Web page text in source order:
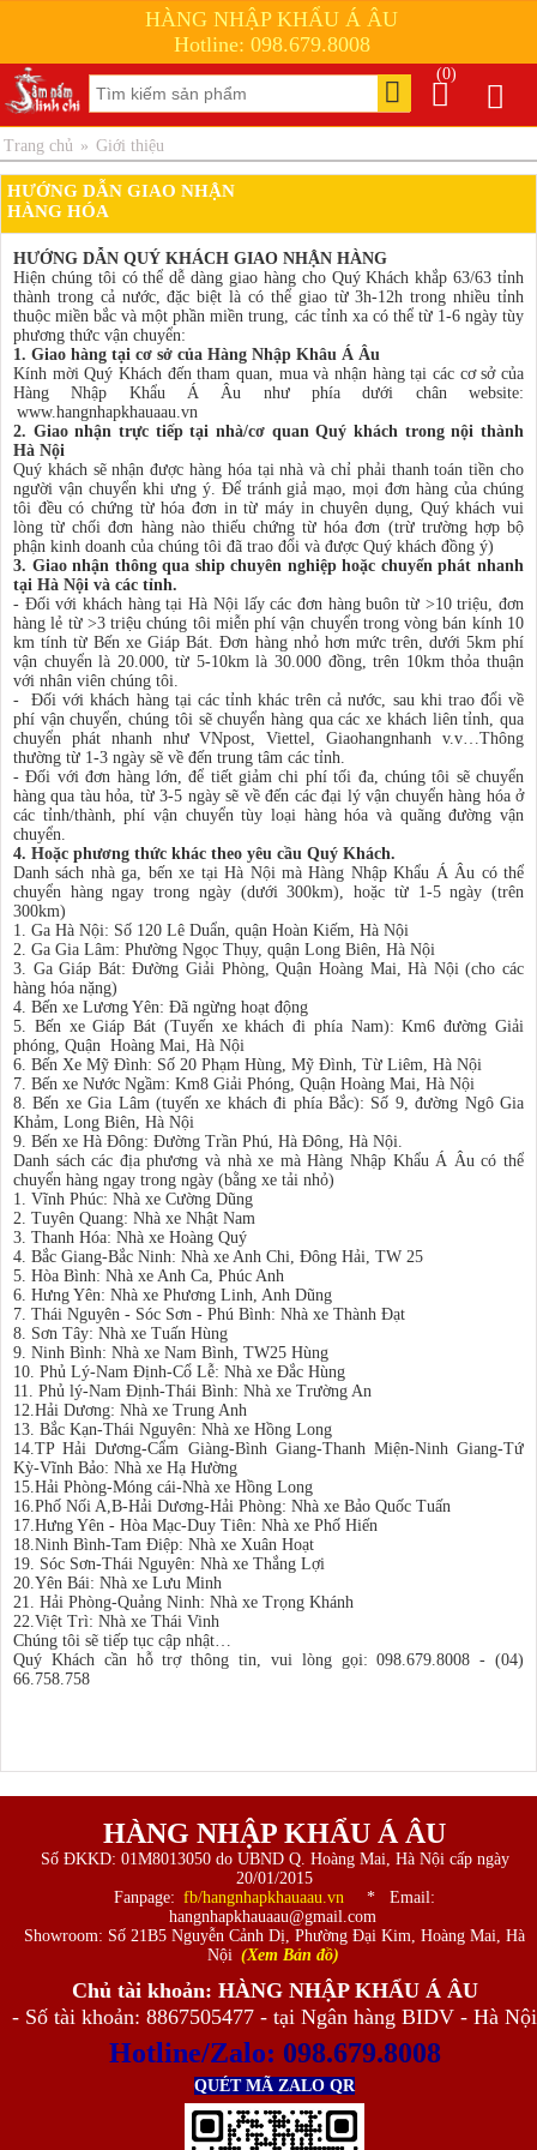
HÀNG NHẬP KHẨU Á ÂU
Hotline: 098.679.8008
(0)
Trang chủ » Giới thiệu
HƯỚNG DẪN GIAO NHẬN
HÀNG HÓA
HƯỚNG DẪN QUÝ KHÁCH GIAO NHẬN HÀNG
Hiện chúng tôi có thể dễ dàng giao hàng cho Quý Khách khắp 63/63 tỉnh
thành trong cả nước, đặc biệt là có thể giao từ 3h-12h trong nhiều tỉnh
thuộc miền bắc và một phần miền trung, các tỉnh xa có thể từ 1-6 ngày tùy
phương thức vận chuyển:
1. Giao hàng tại cơ sở của Hàng Nhập Khâu Á Âu
Kính mời Quý Khách đến tham quan, mua và nhận hàng tại các cơ sở của
Hàng Nhập Khẩu Á Âu như phía dưới chân website:
www.hangnhapkhauaau.vn
2. Giao nhận trực tiếp tại nhà/cơ quan Quý khách trong nội thành
Hà Nội
Quý khách sẽ nhận được hàng hóa tại nhà và chỉ phải thanh toán tiền cho
người vận chuyển khi ưng ý. Để tránh giả mạo, mọi đơn hàng của chúng
tôi đều có chứng từ hóa đơn in từ máy in chuyên dụng, Quý khách vui
lòng từ chối đơn hàng nào thiếu chứng từ hóa đơn (trừ trường hợp bộ
phận kinh doanh của chúng tôi đã trao đổi và được Quý khách đồng ý)
3. Giao nhận thông qua ship chuyên nghiệp hoặc chuyển phát nhanh
tại Hà Nội và các tỉnh.
- Đối với khách hàng tại Hà Nội lấy các đơn hàng buôn từ >10 triệu, đơn
hàng lẻ từ >3 triệu chúng tôi miễn phí vận chuyển trong vòng bán kính 10
km tính từ Bến xe Giáp Bát. Đơn hàng nhỏ hơn mức trên, dưới 5km phí
vận chuyển là 20.000, từ 5-10km là 30.000 đồng, trên 10km thỏa thuận
với nhân viên chúng tôi.
- Đối với khách hàng tại các tỉnh khác trên cả nước, sau khi trao đổi về
phí vận chuyển, chúng tôi sẽ chuyển hàng qua các xe khách liên tỉnh, qua
chuyển phát nhanh như VNpost, Viettel, Giaohangnhanh v.v…Thông
thường từ 1-3 ngày sẽ về đến trung tâm các tỉnh.
- Đối với đơn hàng lớn, để tiết giảm chi phí tối đa, chúng tôi sẽ chuyển
hàng qua tàu hỏa, từ 3-5 ngày sẽ về đến các đại lý vận chuyển hàng hóa ở
các tỉnh/thành, phí vận chuyển tùy loại hàng hóa và quãng đường vận
chuyển.
4. Hoặc phương thức khác theo yêu cầu Quý Khách.
Danh sách nhà ga, bến xe tại Hà Nội mà Hàng Nhập Khẩu Á Âu có thể
chuyển hàng ngay trong ngày (dưới 300km), hoặc từ 1-5 ngày (trên
300km)
1. Ga Hà Nội: Số 120 Lê Duẩn, quận Hoàn Kiếm, Hà Nội
2. Ga Gia Lâm: Phường Ngọc Thụy, quận Long Biên, Hà Nội
3. Ga Giáp Bát: Đường Giải Phòng, Quận Hoàng Mai, Hà Nội (cho các
hàng hóa nặng)
4. Bến xe Lương Yên: Đã ngừng hoạt động
5. Bến xe Giáp Bát (Tuyến xe khách đi phía Nam): Km6 đường Giải
phóng, Quận Hoàng Mai, Hà Nội
6. Bến Xe Mỹ Đình: Số 20 Phạm Hùng, Mỹ Đình, Từ Liêm, Hà Nội
7. Bến xe Nước Ngầm: Km8 Giải Phóng, Quận Hoàng Mai, Hà Nội
8. Bến xe Gia Lâm (tuyến xe khách đi phía Bắc): Số 9, đường Ngô Gia
Khảm, Long Biên, Hà Nội
9. Bến xe Hà Đông: Đường Trần Phú, Hà Đông, Hà Nội.
Danh sách các địa phương và nhà xe mà Hàng Nhập Khẩu Á Âu có thể
chuyển hàng ngay trong ngày (bằng xe tải nhỏ)
1. Vĩnh Phúc: Nhà xe Cường Dũng
2. Tuyên Quang: Nhà xe Nhật Nam
3. Thanh Hóa: Nhà xe Hoàng Quý
4. Bắc Giang-Bắc Ninh: Nhà xe Anh Chi, Đông Hải, TW 25
5. Hòa Bình: Nhà xe Anh Ca, Phúc Anh
6. Hưng Yên: Nhà xe Phương Linh, Anh Dũng
7. Thái Nguyên - Sóc Sơn - Phú Bình: Nhà xe Thành Đạt
8. Sơn Tây: Nhà xe Tuấn Hùng
9. Ninh Bình: Nhà xe Nam Bình, TW25 Hùng
10. Phủ Lý-Nam Định-Cổ Lễ: Nhà xe Đắc Hùng
11. Phủ lý-Nam Định-Thái Bình: Nhà xe Trường An
12.Hải Dương: Nhà xe Trung Anh
13. Bắc Kạn-Thái Nguyên: Nhà xe Hồng Long
14.TP Hải Dương-Cẩm Giàng-Bình Giang-Thanh Miện-Ninh Giang-Tứ
Kỳ-Vĩnh Bảo: Nhà xe Hạ Hường
15.Hải Phòng-Móng cái-Nhà xe Hồng Long
16.Phố Nối A,B-Hải Dương-Hải Phòng: Nhà xe Bảo Quốc Tuấn
17.Hưng Yên - Hòa Mạc-Duy Tiên: Nhà xe Phố Hiến
18.Ninh Bình-Tam Điệp: Nhà xe Xuân Hoạt
19. Sóc Sơn-Thái Nguyên: Nhà xe Thắng Lợi
20.Yên Bái: Nhà xe Lưu Minh
21. Hải Phòng-Quảng Ninh: Nhà xe Trọng Khánh
22.Việt Trì: Nhà xe Thái Vinh
Chúng tôi sẽ tiếp tục cập nhật…
Quý Khách cần hỗ trợ thông tin, vui lòng gọi: 098.679.8008 - (04)
66.758.758
HÀNG NHẬP KHẨU Á ÂU
Số ĐKKD: 01M8013050 do UBND Q. Hoàng Mai, Hà Nội cấp ngày
20/01/2015
Fanpage: fb/hangnhapkhauaau.vn
* Email:
hangnhapkhauaau@gmail.com
Showroom: Số 21B5 Nguyễn Cảnh Dị, Phường Đại Kim, Hoàng Mai, Hà
Nội (Xem Bản đồ)
Chủ tài khoản: HÀNG NHẬP KHẨU Á ÂU
- Số tài khoản: 8867505477 - tại Ngân hàng BIDV - Hà Nội
Hotline/Zalo: 098.679.8008
QUÉT MÃ ZALO QR